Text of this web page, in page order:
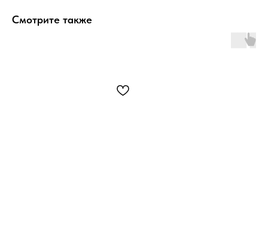
Смотрите также